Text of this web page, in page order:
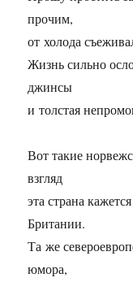
прочим,
от холода
Жизнь сильно
джинсы
и толстая
Вот такие
взгляд
эта страна
Британии.
Та же
юмора,